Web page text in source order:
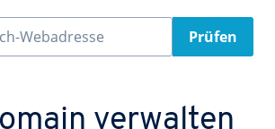
Webadresse Prüfen
verwalten